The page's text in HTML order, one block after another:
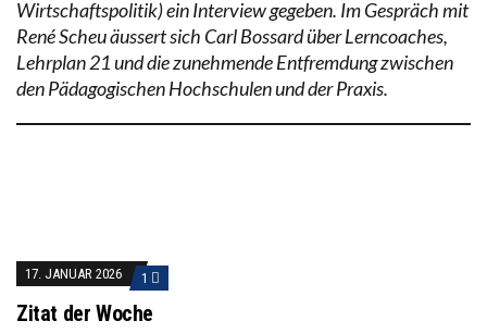
Wirtschaftspolitik) ein Interview gegeben. Im Gespräch mit
René Scheu äussert sich Carl Bossard über Lerncoaches,
Lehrplan 21 und die zunehmende Entfremdung zwischen
den Pädagogischen Hochschulen und der Praxis.
17. JANUAR 2026 1
Zitat der Woche